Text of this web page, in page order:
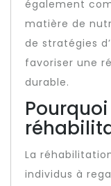
également
matière de
de stratégies
favoriser une
durable.
La
individus à